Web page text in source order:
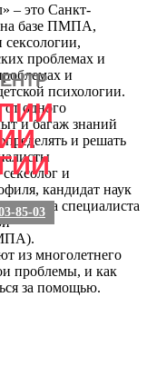
85-03
– это Санкт-
на базе ПМПА,
проблемах и
и
психологии.
от одного
и багаж знаний
и решать
и
кандидат наук
Оба специалиста
из многолетнего
проблемы, и как
за помощью.